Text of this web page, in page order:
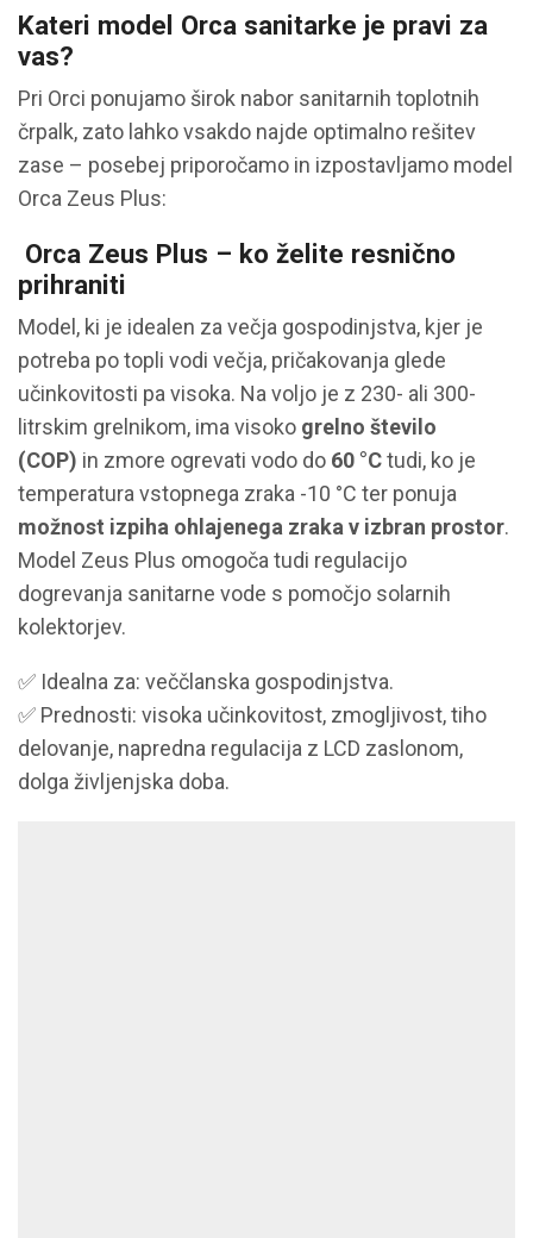
Kateri model Orca sanitarke je pravi za
vas?
Pri Orci ponujamo širok nabor sanitarnih toplotnih
črpalk, zato lahko vsakdo najde optimalno rešitev
zase – posebej priporočamo in izpostavljamo model
Orca Zeus Plus:
Orca Zeus Plus – ko želite resnično
prihraniti
Model, ki je idealen za večja gospodinjstva, kjer je
potreba po topli vodi večja, pričakovanja glede
učinkovitosti pa visoka. Na voljo je z 230- ali 300-
litrskim grelnikom, ima visoko grelno število
(COP) in zmore ogrevati vodo do 60 °Ctudi, ko je
temperatura vstopnega zraka -10 °C ter ponuja
možnost izpiha ohlajenega zraka v izbran prostor.
Model Zeus Plus omogoča tudi regulacijo
dogrevanja sanitarne vode s pomočjo solarnih
kolektorjev.
✅ Idealna za: veččlanska gospodinjstva.
✅ Prednosti: visoka učinkovitost, zmogljivost, tiho
delovanje, napredna regulacija z LCD zaslonom,
dolga življenjska doba.